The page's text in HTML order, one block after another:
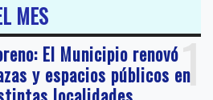
MES
1
El Municipio renovó
y espacios públicos en